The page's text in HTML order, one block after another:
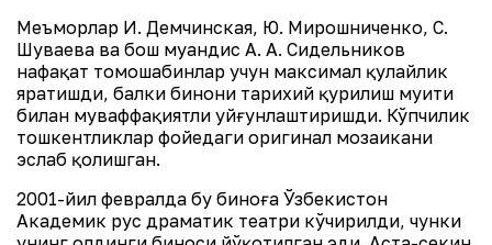
Меъморлар И. Демчинская, Ю. Мирошниченко, С.
Шуваева ва бош муҳандис А. А. Сидельников
нафақат томошабинлар учун максимал қулайлик
яратишди, балки бинони тарихий қурилиш муҳити
билан муваффақиятли уйғунлаштиришди. Кўпчилик
тошкентликлар фойедаги оригинал мозаикани
эслаб қолишган.
2001-йил февралда бу биноға Ўзбекистон
Академик рус драматик театри кўчирилди, чунки